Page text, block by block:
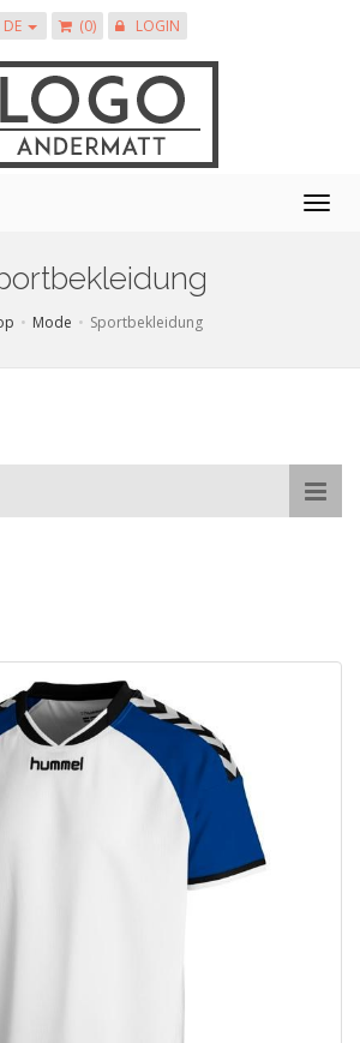
DE (0) LOGIN
Mode Sportbekleidung